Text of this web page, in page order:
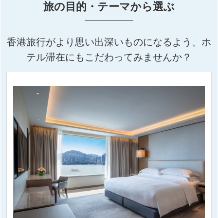
旅の目的・テーマから選ぶ
香港旅行がより思い出深いものになるよう、ホ
テル滞在にもこだわってみませんか？